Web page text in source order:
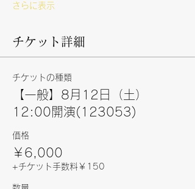
さらに表示
チケット詳細
チケットの種類
【一般】8月12日（土）
12:00開演(123053)
価格
￥6,000
+チケット手数料￥150